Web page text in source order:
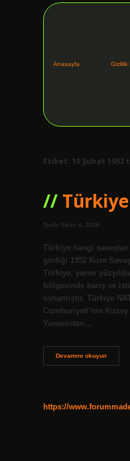
Anasayfa Gizlilik
Etiket: 10 Şubat
Tarih: Ekim 4, 2024
Türkiye hangi savaştan
girdiği 1952 Kore
Türkiye, yarım
bölgesinde barış ve
oynamıştır. Türkiye
Cumhuriyeti’nin
Yunanistan…
Devamını okuyun
Nato
https://